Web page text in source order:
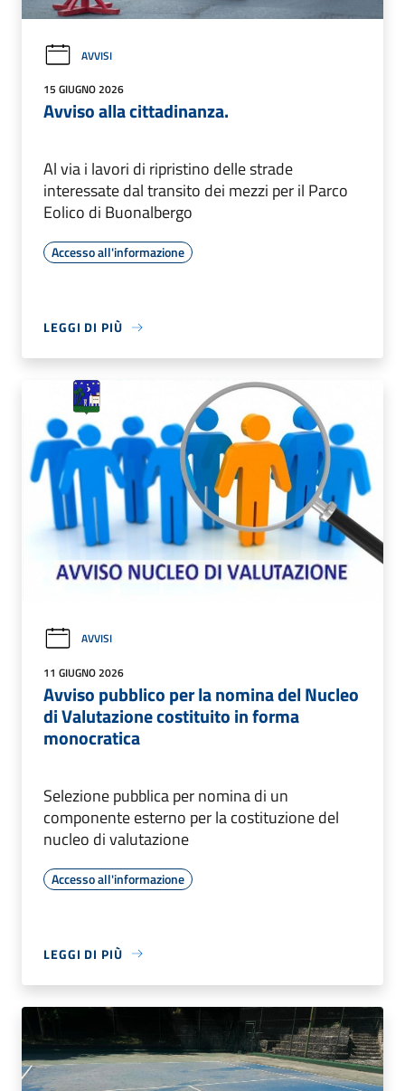
AVVISI
15 GIUGNO 2026
Avviso alla cittadinanza.
Al via i lavori di ripristino delle strade
interessate dal transito dei mezzi per il Parco
Eolico di Buonalbergo
Accesso all'informazione
LEGGI DI PIÙ
AVVISI
11 GIUGNO 2026
Avviso pubblico per la nomina del Nucleo
di Valutazione costituito in forma
monocratica
Selezione pubblica per nomina di un
componente esterno per la costituzione del
nucleo di valutazione
Accesso all'informazione
LEGGI DI PIÙ